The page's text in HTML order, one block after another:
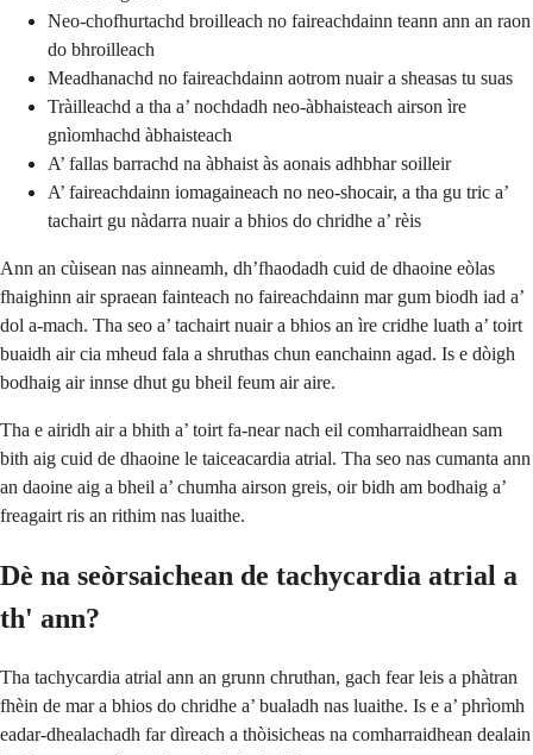
Neo-chofhurtachd broilleach no faireachdainn teann ann an raon
do bhroilleach
Meadhanachd no faireachdainn aotrom nuair a sheasas tu suas
Tràilleachd a tha a’ nochdadh neo-àbhaisteach airson ìre
gnìomhachd àbhaisteach
A’ fallas barrachd na àbhaist às aonais adhbhar soilleir
A’ faireachdainn iomagaineach no neo-shocair, a tha gu tric a’
tachairt gu nàdarra nuair a bhios do chridhe a’ rèis
Ann an cùisean nas ainneamh, dh’fhaodadh cuid de dhaoine eòlas
fhaighinn air spraean fainteach no faireachdainn mar gum biodh iad a’
dol a-mach. Tha seo a’ tachairt nuair a bhios an ìre cridhe luath a’ toirt
buaidh air cia mheud fala a shruthas chun eanchainn agad. Is e dòigh
bodhaig air innse dhut gu bheil feum air aire.
Tha e airidh air a bhith a’ toirt fa-near nach eil comharraidhean sam
bith aig cuid de dhaoine le taiceacardia atrial. Tha seo nas cumanta ann
an daoine aig a bheil a’ chumha airson greis, oir bidh am bodhaig a’
freagairt ris an rithim nas luaithe.
Dè na seòrsaichean de tachycardia atrial a
th' ann?
Tha tachycardia atrial ann an grunn chruthan, gach fear leis a phàtran
fhèin de mar a bhios do chridhe a’ bualadh nas luaithe. Is e a’ phrìomh
eadar-dhealachadh far dìreach a thòisicheas na comharraidhean dealain